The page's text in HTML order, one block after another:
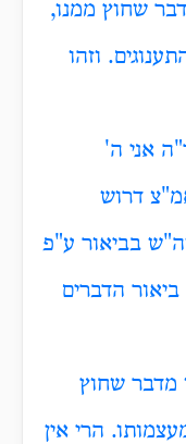
שחוץ ממנו,
וזהו
אני ה'
דרוש
בביאור ע"פ
הדברים
מדבר שחוץ
הרי אין